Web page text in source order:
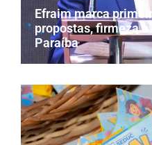
Efraim marca
propostas, firmeza
Paraíba